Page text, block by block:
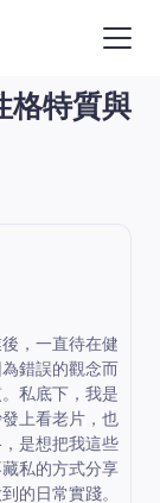
格特質與
，一直待在健
錯誤的觀念而
私底下，我是
上看老片，也
是想把我這些
私的方式分享
的日常實踐。